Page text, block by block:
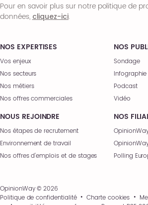
NOS EXPERTISES
Vos enjeux
Nos secteurs
Nos métiers
Nos offres commerciales
NOS
Sondage
Infographie
Podcast
Vidéo
NOUS REJOINDRE
Nos étapes de recrutement
Environnement de travail
Nos offres d’emplois et de stages
NOS
Polling
Pour en savoir plus sur notre politique de
données,cliquez-ici.
OpinionWay © 2026
Politique de confidentialité
Charte cookies